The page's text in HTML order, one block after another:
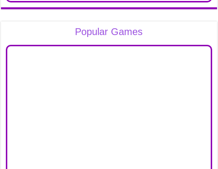
Popular Games